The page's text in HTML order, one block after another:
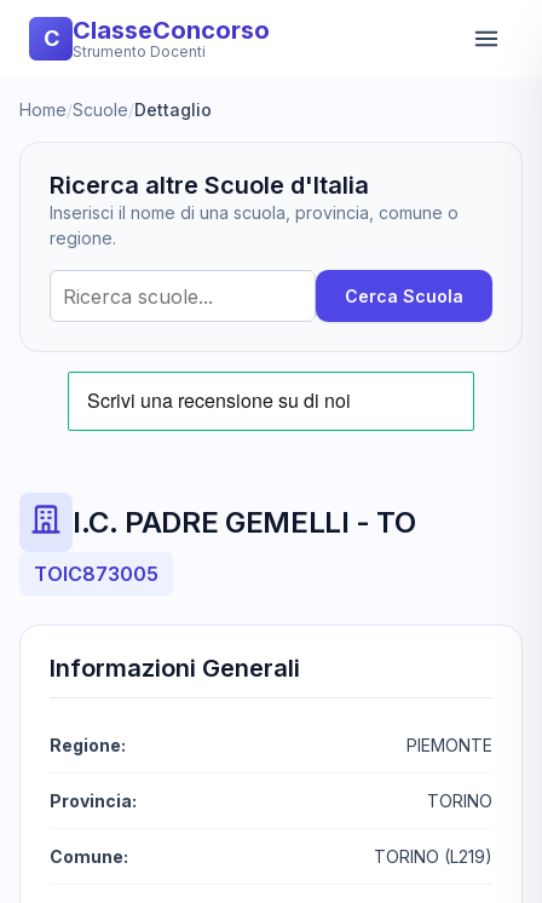
C ClasseConcorso
Strumento Docenti
Home/Scuole/Dettaglio
Ricerca altre Scuole d'Italia
Inserisci il nome di una scuola, provincia, comune o
regione.
Cerca Scuola
I.C. PADRE GEMELLI - TO
TOIC873005
Informazioni Generali
Regione: PIEMONTE
Provincia: TORINO
Comune: TORINO (L219)